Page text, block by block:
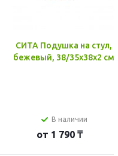
СИТА Подушка на стул,
бежевый, 38/35x38x2 см
В наличии
от 1 790 ₸